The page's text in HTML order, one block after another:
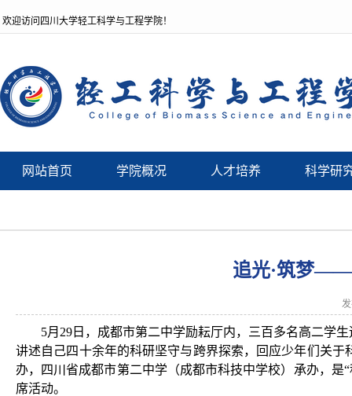
欢迎访问四川大学轻工科学与工程学院！
网站首页 学院概况 人才培养 科学研
追光·筑梦——
5月29日，成都市第二中学励耘厅内，三百多名高二学
讲述自己四十余年的科研坚守与跨界探索，回应少年们关
办，四川省成都市第二中学（成都市科技中学校）承办，
席活动。